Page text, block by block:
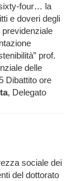
four… la
e doveri degli
prof.
delle
Dibattito ore
, Delegato
sociale dei
del dottorato